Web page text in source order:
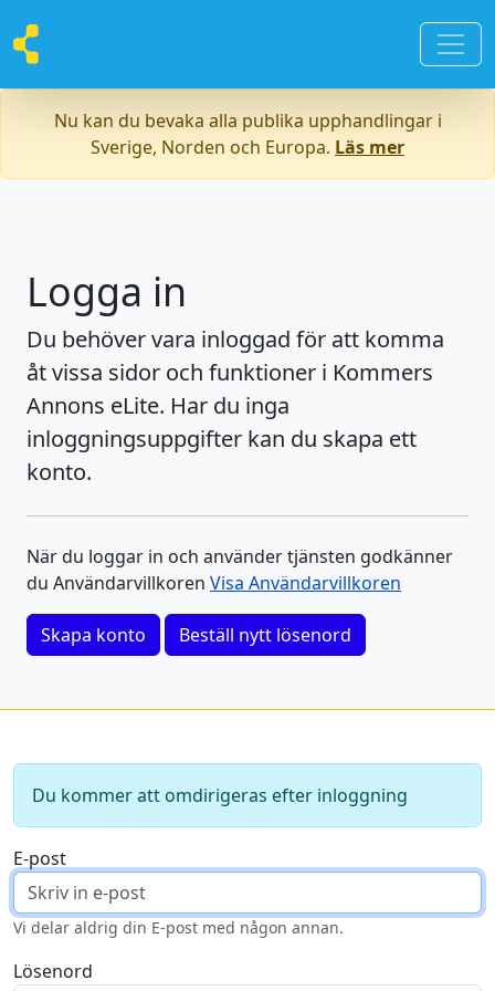
Nu kan du bevaka alla publika upphandlingar i
Sverige, Norden och Europa. Läs mer
Logga in
Du behöver vara inloggad för att komma
åt vissa sidor och funktioner i Kommers
Annons eLite. Har du inga
inloggningsuppgifter kan du skapa ett
konto.
När du loggar in och använder tjänsten godkänner
du Användarvillkoren Visa Användarvillkoren
Skapa konto Beställ nytt lösenord
Du kommer att omdirigeras efter inloggning
E-post
Vi delar aldrig din E-post med någon annan.
Lösenord